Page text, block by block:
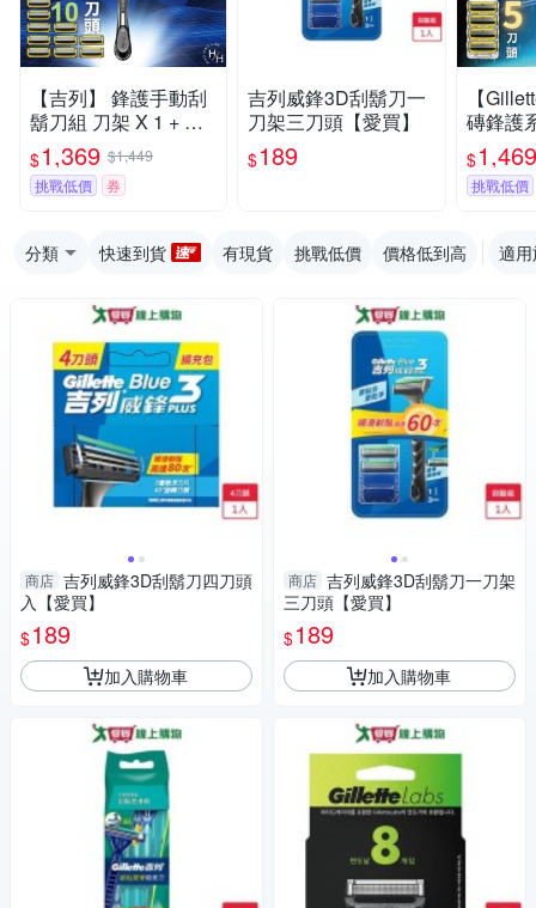
【吉列】 鋒護手動刮
鬍刀組 刀架 X 1 + 刀
頭 X 10
$1,369 $1,449
挑戰低價
券
吉列威鋒3D刮鬍刀一
刀架三刀頭【愛買】
$189
【
磚鋒護
刀
$1,469
挑戰低價
分類 快速到貨 有現貨 挑戰低價 價格低到高 適
商店 吉列威鋒3D刮鬍刀四刀頭
入【愛買】
$189
加入購物車
商店 吉列威鋒3D刮鬍刀一刀架
三刀頭【愛買】
$189
加入購物車